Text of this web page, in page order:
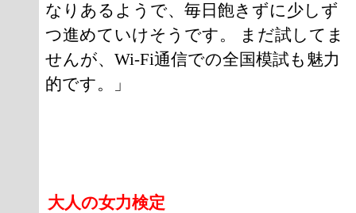
なりあるようで、毎日飽きずに少しず
つ進めていけそうです。 まだ試してま
せんが、Wi-Fi通信での全国模試も魅力
的です。」
大人の女力検定